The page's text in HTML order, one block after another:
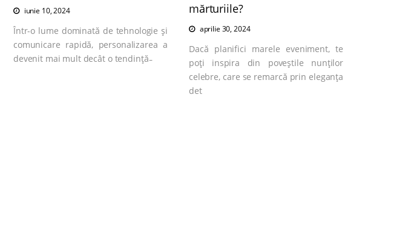
iunie 10, 2024
Într-o lume dominată de tehnologie și
comunicare rapidă, personalizarea a
devenit mai mult decât o tendință ̵
mărturiile?
aprilie 30, 2024
Dacă planifici marele eveniment, te
poți inspira din poveștile nunților
celebre, care se remarcă prin eleganța
det